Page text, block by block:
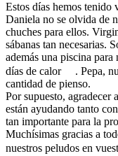
Estos días hemos tenido
Daniela no se olvida de
chuches para ellos.
sábanas tan necesarias.
además una piscina para
días de calor
. Pepa,
cantidad de pienso.
Por supuesto, agradecer
están ayudando tanto
tan importante para la
Muchísimas gracias a
nuestros peludos en